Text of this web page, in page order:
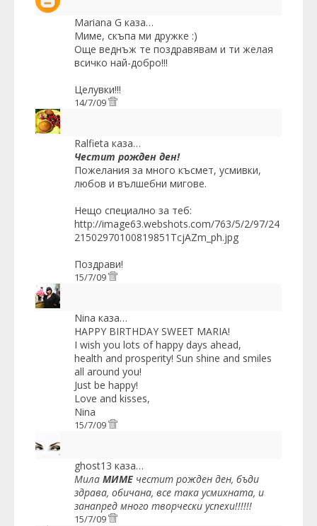
Mariana G каза…
Миме, скъпа ми дружке :)
Още веднъж те поздравявам и ти желая
всичко най-добро!!!
Целувки!!!
14/7/09
Ralfieta каза…
Честит рожден ден!
Пожелания за много късмет, усмивки,
любов и вълшебни мигове.
Нещо специално за теб:
http://image63.webshots.com/763/5/2/97/24
21502970100819851TcjAZm_ph.jpg
Поздрави!
15/7/09
Nina каза…
HAPPY BIRTHDAY SWEET MARIA!
I wish you lots of happy days ahead,
health and prosperity! Sun shine and smiles
all around you!
Just be happy!
Love and kisses,
Nina
15/7/09
ghost13 каза…
Mила МИМЕ честит рожден ден, бъди
здрава, обичана, все така усмихната, и
занапред много творчески успехи!!!!!!
15/7/09